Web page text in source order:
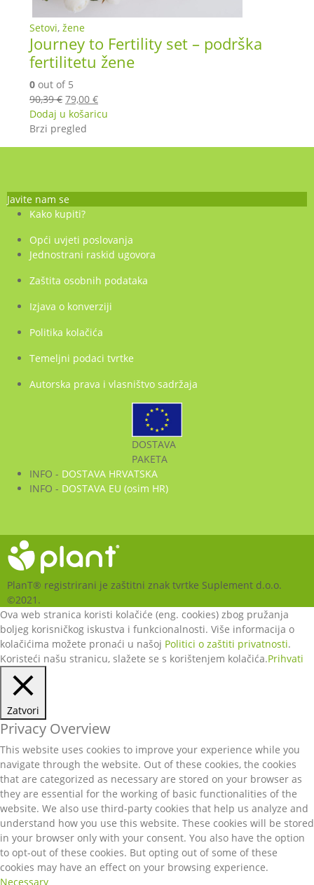
Setovi, žene
Journey to Fertility set – podrška
fertilitetu žene
0 out of 5
90,39€ Izvorna
cijena
bila
79,00 €Trenutna
cijena
Dodaj u košaricu
Brzi pregled
Javite nam se
Kako kupiti?
Opći uvjeti poslovanja
Jednostrani raskid ugovora
Zaštita osobnih podataka
Izjava o konverziji
Politika kolačića
Temeljni podaci tvrtke
Autorska prava i vlasništvo sadržaja
DOSTAVA
PAKETA
INFO - DOSTAVA HRVATSKA
INFO - DOSTAVA EU (osim HR)
PlanT® registrirani je zaštitni znak tvrtke Suplement d.o.o.
©2021.
Ova web stranica koristi kolačiće (eng. cookies) zbog pružanja
boljeg korisničkog iskustva i funkcionalnosti. Više informacija o
kolačićima možete pronaći u našoj Politici o zaštiti privatnosti.
Koristeći našu stranicu, slažete se s korištenjem kolačića.Prihvati
Zatvori
Privacy Overview
This website uses cookies to improve your experience while you
navigate through the website. Out of these cookies, the cookies
that are categorized as necessary are stored on your browser as
they are essential for the working of basic functionalities of the
website. We also use third-party cookies that help us analyze and
understand how you use this website. These cookies will be stored
in your browser only with your consent. You also have the option
to opt-out of these cookies. But opting out of some of these
cookies may have an effect on your browsing experience.
Necessary